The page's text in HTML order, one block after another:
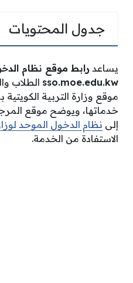
جدول المحتويات
يساعدرابط موقع نظام
sso.moe.edu.kw الطلاب
موقع وزارة التربية
خدماتها، ويوضح موقع
إلى نظام الدخول الموحد
الاستفادة من الخدمة.